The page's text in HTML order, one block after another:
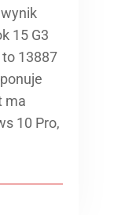
15 G3
13887
ma
10 Pro,